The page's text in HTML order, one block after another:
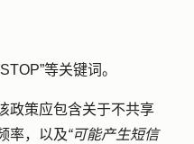
等关键词。
政策应包含关于不共享
率，以及“可能产生短信